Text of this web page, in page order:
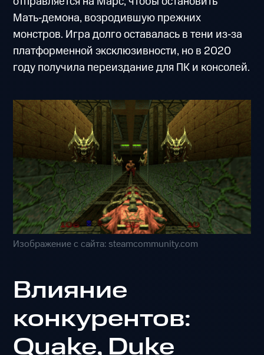
Мать‑демона, возродившую прежних
монстров. Игра долго оставалась в тени из‑за
платформенной эксклюзивности, но в 2020
году получила переиздание для ПК и консолей.
Изображение с сайта: steamcommunity.com
Влияние
конкурентов:
Quake, Duke